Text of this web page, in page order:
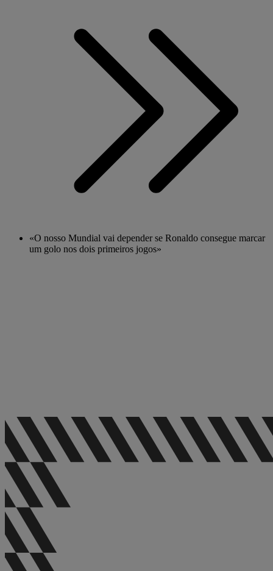
«O nosso Mundial vai depender se Ronaldo consegue marcar
um golo nos dois primeiros jogos»